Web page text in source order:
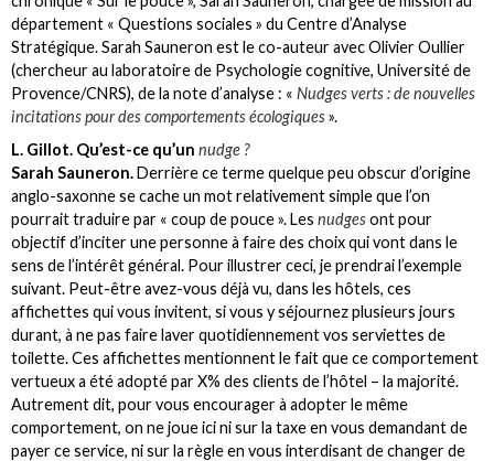
département « Questions sociales » du Centre d’Analyse
Stratégique. Sarah Sauneron est le co-auteur avec Olivier Oullier
(chercheur au laboratoire de Psychologie cognitive, Université de
Provence/CNRS), de la note d’analyse : « Nudges verts : de nouvelles
incitations pour des comportements écologiques».
L. Gillot. Qu’est-ce qu’un nudge ?
Sarah Sauneron.Derrière ce terme quelque peu obscur d’origine
anglo-saxonne se cache un mot relativement simple que l’on
pourrait traduire par « coup de pouce ». Les nudgesont pour
objectif d’inciter une personne à faire des choix qui vont dans le
sens de l’intérêt général. Pour illustrer ceci, je prendrai l’exemple
suivant. Peut-être avez-vous déjà vu, dans les hôtels, ces
affichettes qui vous invitent, si vous y séjournez plusieurs jours
durant, à ne pas faire laver quotidiennement vos serviettes de
toilette. Ces affichettes mentionnent le fait que ce comportement
vertueux a été adopté par X% des clients de l’hôtel – la majorité.
Autrement dit, pour vous encourager à adopter le même
comportement, on ne joue ici ni sur la taxe en vous demandant de
payer ce service, ni sur la règle en vous interdisant de changer de